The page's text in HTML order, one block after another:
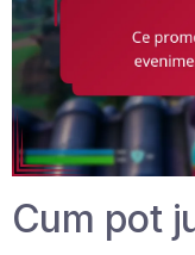
Cum pot